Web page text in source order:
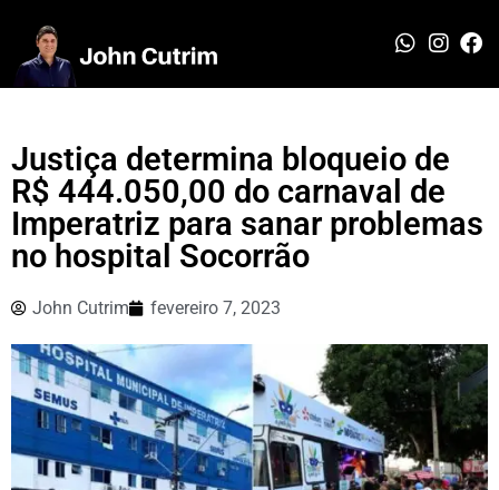
Justiça determina bloqueio de
R$ 444.050,00 do carnaval de
Imperatriz para sanar problemas
no hospital Socorrão
John Cutrim fevereiro 7, 2023